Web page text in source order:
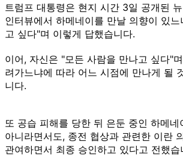
트럼프 대통령은 현지 시간 3일 공개된
인터뷰에서 하메네이를 만날 의향이 있
고 싶다"며 이렇게 답했습니다.
이어, 자신은 "모든 사람을 만나고 싶다"
려가느냐에 따라 어느 시점에 만나게 될
니다.
또 공습 피해를 당한 뒤 은둔 중인 하메네
아니라면서도, 종전 협상과 관련한 이란
관여하면서 최종 승인하고 있다고 전했습